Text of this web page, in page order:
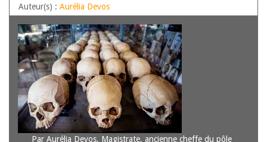
Auteur(s) : Aurélia Devos
Par Aurélia Devos, Magistrate, ancienne cheffe du pôle